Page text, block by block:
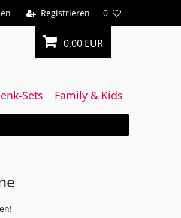
Registrieren 0
0,00 EUR
Sets Family & Kids